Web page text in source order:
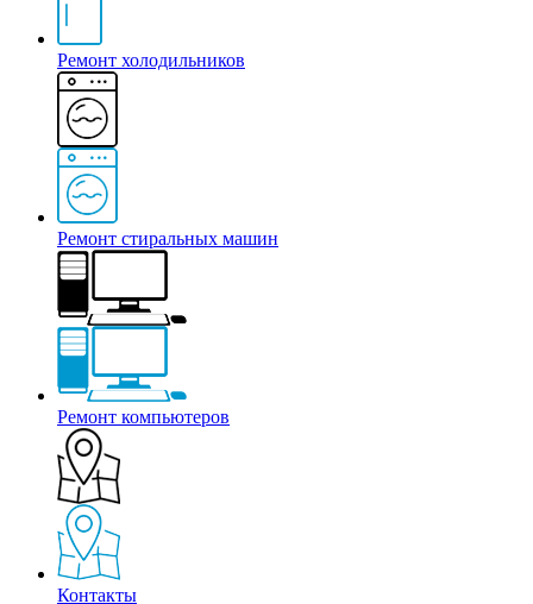
Ремонт холодильников
Ремонт стиральных машин
Ремонт компьютеров
Контакты